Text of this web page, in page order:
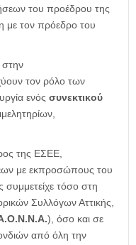
του προέδρου της
τον πρόεδρο του
στην
τον ρόλο των
ενός συνεκτικού
της ΕΣΕΕ,
με εκπροσώπους του
τόσο στη
Συλλόγων Αττικής,
), όσο και σε
από όλη την